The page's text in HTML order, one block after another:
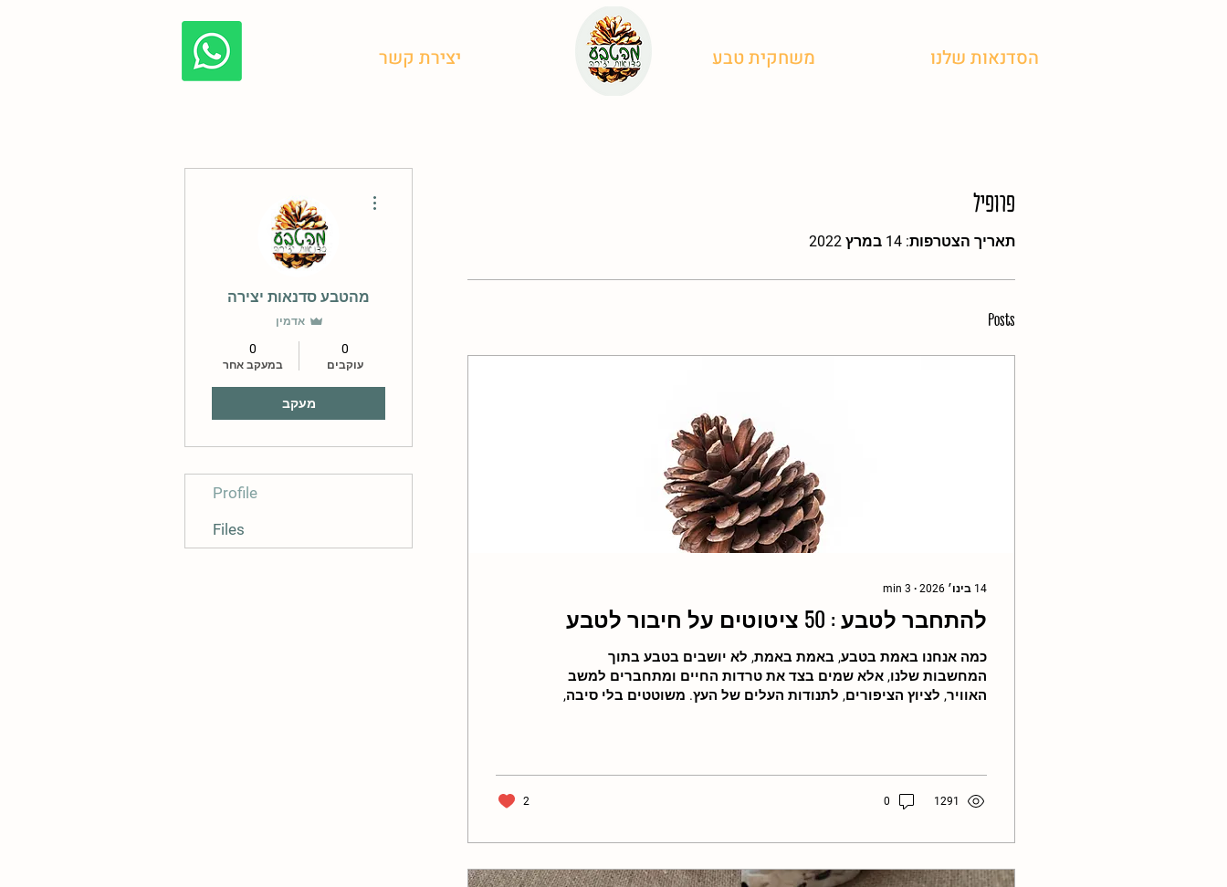
יצירת קשר משחקית טבע הסדנאות שלנו
פרופיל
תאריך הצטרפות: 14 במרץ 2022
Posts
14 בינו׳ 2026 ∙
3
min
להתחבר לטבע : 50 ציטוטים על חיבור לטבע
כמה אנחנו באמת בטבע, באמת באמת, לא יושבים בטבע בתוך
המחשבות שלנו, אלא שמים בצד את טרדות החיים ומתחברים למשב
האוויר, לציוץ הציפורים, לתנודות העלים של העץ. משוטטים בלי סיבה,
פה לכבוד חג הטבע, חג העצים, כמה משפטים שיזכירו לנו כמה החיבור
הזה חשוב לנו. והזמנה ואפילו מין ברכה בשביל כולנו לצאת לשעה, באמת
אפילו גם פחות אם...
1291
0
2
מהטבע סדנאות יצירה
אדמין
0
עוקבים
0
במעקב אחר
מעקב
Profile
Files